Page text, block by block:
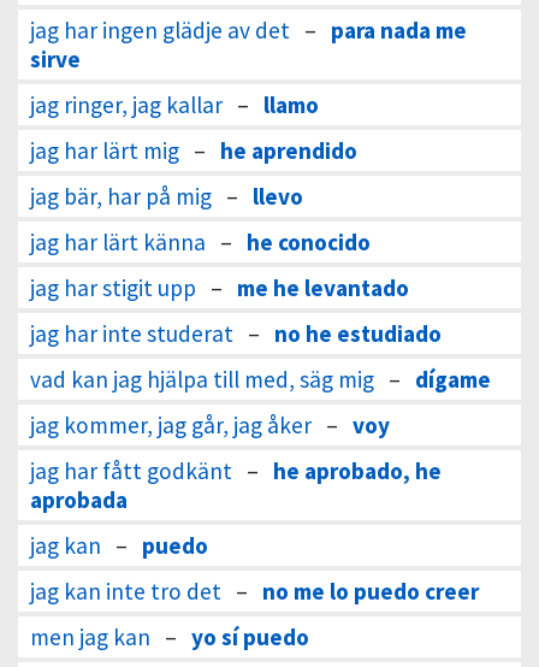
jag har ingen glädje av det – para nada me
sirve
jag ringer, jag kallar – llamo
jag har lärt mig – he aprendido
jag bär, har på mig – llevo
jag har lärt känna – he conocido
jag har stigit upp – me he levantado
jag har inte studerat – no he estudiado
vad kan jag hjälpa till med, säg mig – dígame
jag kommer, jag går, jag åker – voy
jag har fått godkänt – he aprobado, he
aprobada
jag kan – puedo
jag kan inte tro det – no me lo puedo creer
men jag kan – yo sí puedo